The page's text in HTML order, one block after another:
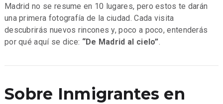
Madrid no se resume en 10 lugares, pero estos te darán
una primera fotografía de la ciudad. Cada visita
descubrirás nuevos rincones y, poco a poco, entenderás
por qué aquí se dice: “De Madrid al cielo”.
Sobre Inmigrantes en